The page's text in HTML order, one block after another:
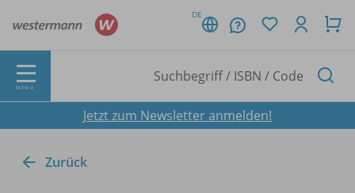
DE
MENÜ
Jetzt zum Newsletter anmelden!
Zurück